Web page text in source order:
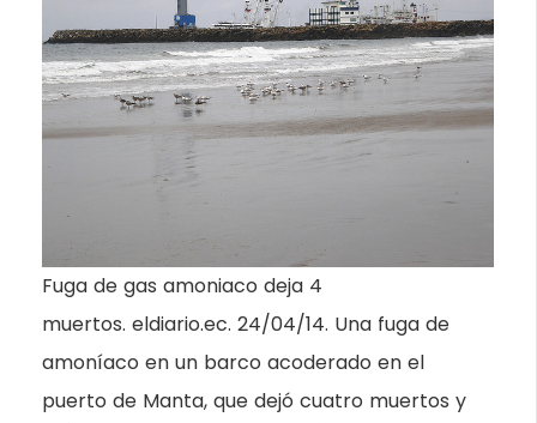
Fuga de gas amoniaco deja 4
muertos. eldiario.ec. 24/04/14. Una fuga de
amoníaco en un barco acoderado en el
puerto de Manta, que dejó cuatro muertos y